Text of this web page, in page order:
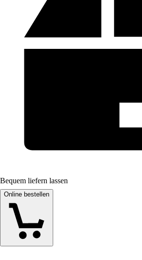
Bequem liefern lassen
Online bestellen